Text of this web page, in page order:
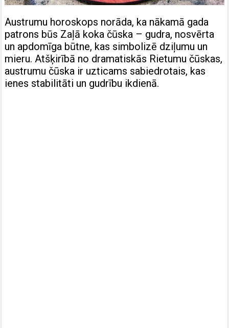
Austrumu horoskops norāda, ka nākamā gada
patrons būs Zaļā koka čūska – gudra, nosvērta
un apdomīga būtne, kas simbolizē dziļumu un
mieru. Atšķirībā no dramatiskās Rietumu čūskas,
austrumu čūska ir uzticams sabiedrotais, kas
ienes stabilitāti un gudrību ikdienā.